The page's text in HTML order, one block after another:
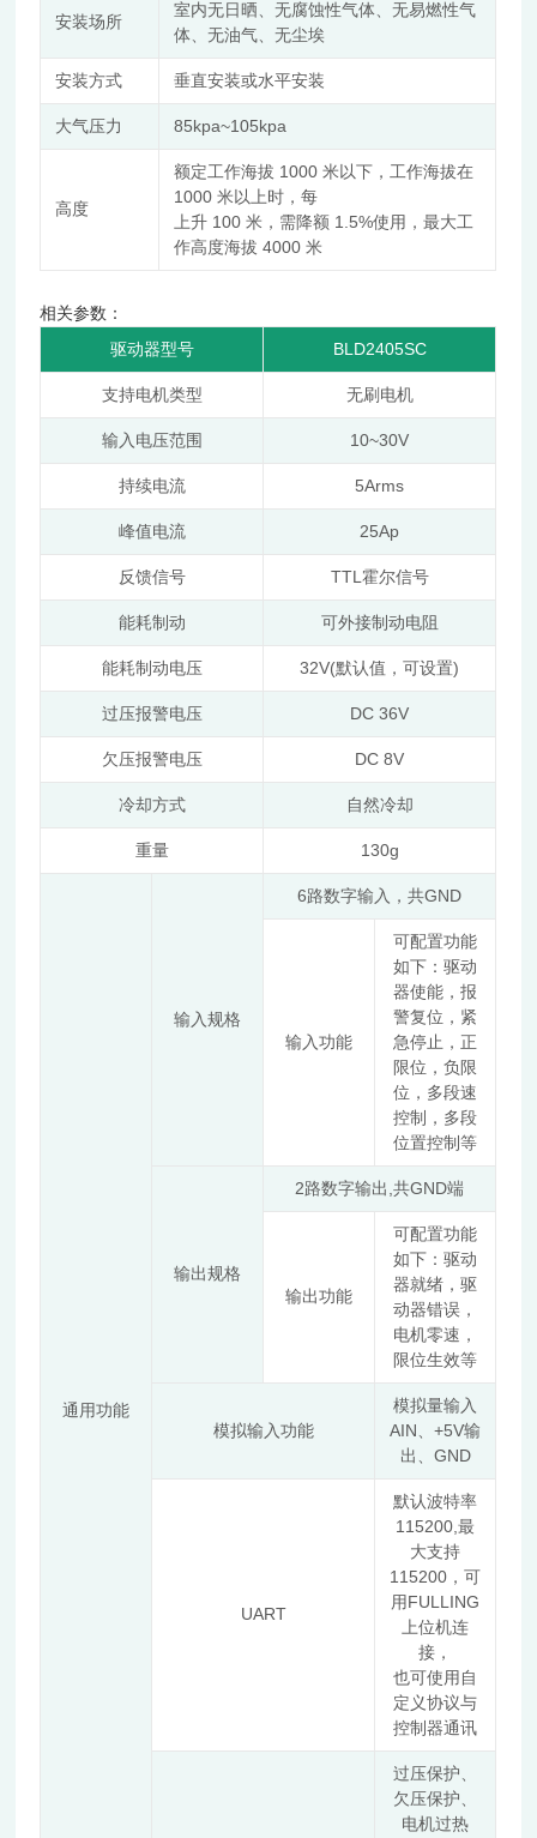
安装场所
室内无日晒、无腐蚀性气体、无易燃性气
体、无油气、无尘埃
安装方式 垂直安装或水平安装
大气压力 85kpa~105kpa
高度
额定工作海拔 1000米以下，工作海拔在
1000米以上时，每
上升 100米，需降额 1.5%使用，最大工
作高度海拔 4000米
相关参数：
驱动器型号 BLD2405SC
支持电机类型 无刷电机
输入电压范围 10~30V
持续电流 5Arms
峰值电流 25Ap
反馈信号 TTL 霍尔信号
能耗制动 可外接制动电阻
能耗制动电压 32V(默认值，可设置)
过压报警电压 DC 36V
欠压报警电压 DC 8V
冷却方式 自然冷却
重量 130g
通用功能
输入规格
6路数字输入，共GND
输入功能
可配置功能
如下：驱动
器使能，报
警复位，紧
急停止，正
限位，负限
位，多段速
控制，多段
位置控制等
输出规格
2路数字输出 ,共GND端
输出功能
可配置功能
如下：驱动
器就绪，驱
动器错误，
电机零速，
限位生效等
模拟输入功能
模拟量输入
AIN、+5V输
出、 GND
UART
默认波特率
115200,最
大支持
115200 ，可
用 FULLING
上位机连
接，
也可使用自
定义协议与
控制器通讯
过压保护、
欠压保护、
电机过热